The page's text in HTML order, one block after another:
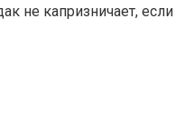
не капризничает, если